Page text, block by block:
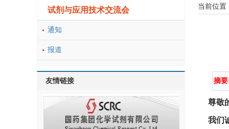
试剂与应用技术交流会
通知
报道
友情链接
当前位置
摘
尊敬
我们